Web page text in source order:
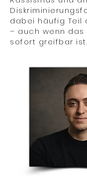
dabei häufig Teil
– auch wenn
sofort greifbar ist.